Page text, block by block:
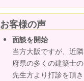
お客様の声
面談を開始
当方大阪ですが、近隣
府県の多くの建築士の
先生方より打診を頂き